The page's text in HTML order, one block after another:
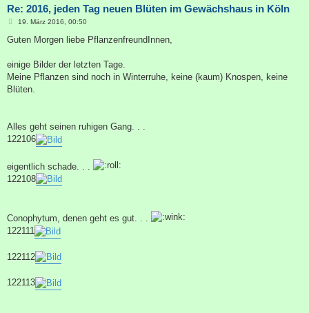
Re: 2016, jeden Tag neuen Blüten im Gewächshaus in Köln
B
i
a
19. März 2016, 00:50
Guten Morgen liebe PflanzenfreundInnen,
einige Bilder der letzten Tage.
Meine Pflanzen sind noch in Winterruhe, keine (kaum) Knospen, keine
Blüten.
Alles geht seinen ruhigen Gang. . .
122106
eigentlich schade. . .
122108
Conophytum, denen geht es gut. . .
122111
122112
122113